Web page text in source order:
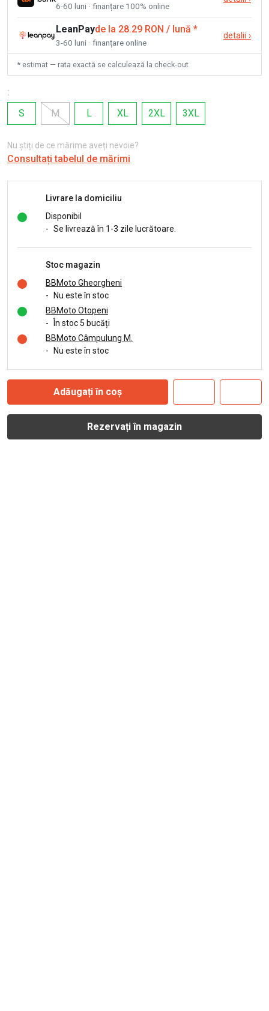
6-60 luni · finanțare 100% online
LeanPayde la 28.29 RON / lună *
3-60 luni · finanțare online
detalii ›
* estimat — rata exactă se calculează la check-out
:
S
M L XL 2XL 3XL
Nu știți de ce mărime aveți nevoie?
Consultați tabelul de mărimi
Livrare la domiciliu
Disponibil
- Se livrează în 1-3 zile lucrătoare.
Stoc magazin
BBMoto Gheorgheni
-
Nu este în stoc
BBMoto Otopeni
-
În stoc 5 bucăți
BBMoto Câmpulung M.
-
Nu este în stoc
Adăugați în coș
Rezervați în magazin